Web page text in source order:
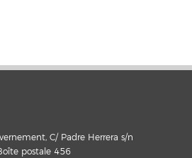
C/ Padre Herrera s/n
postale 456